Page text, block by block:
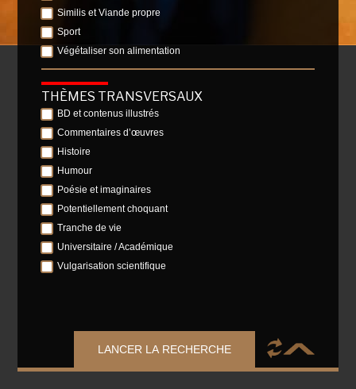
Similis et Viande propre
Sport
Végétaliser son alimentation
THÈMES TRANSVERSAUX
BD et contenus illustrés
Commentaires d’œuvres
Histoire
Humour
Poésie et imaginaires
Potentiellement choquant
Tranche de vie
Universitaire / Académique
Vulgarisation scientifique
LANCER LA RECHERCHE